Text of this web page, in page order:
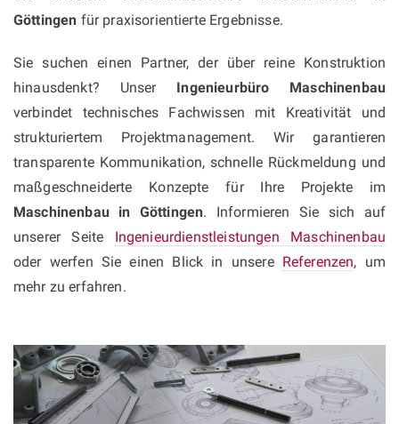
Göttingen für praxisorientierte Ergebnisse.
Sie suchen einen Partner, der über reine Konstruktion
hinausdenkt? Unser Ingenieurbüro Maschinenbau
verbindet technisches Fachwissen mit Kreativität und
strukturiertem Projektmanagement. Wir garantieren
transparente Kommunikation, schnelle Rückmeldung und
maßgeschneiderte Konzepte für Ihre Projekte im
Maschinenbau in Göttingen. Informieren Sie sich auf
unserer Seite Ingenieurdienstleistungen Maschinenbau
oder werfen Sie einen Blick in unsere Referenzen, um
mehr zu erfahren.